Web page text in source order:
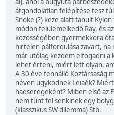
al), ahol a bugyuta
átgondolatlan felépítése tesz
Snoke (?) keze alatt tanult
módon felülemelkedő Ray, és
közösségében gyermekkora
hirtelen pálfordulása zavart, na
már utólag kezdem elfogadni a
lehet érteni, miért lett olyan,
A 30 éve fennálló Köztársaság
néven ügyködnek Leiaék?
hadseregeként? Miben első az
nem tűnt fel senkinek egy
(klasszikus SW dilemma) Stb.